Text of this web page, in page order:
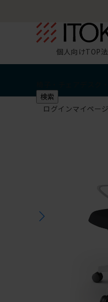
個人向けTOP
検索
ログインマイページ